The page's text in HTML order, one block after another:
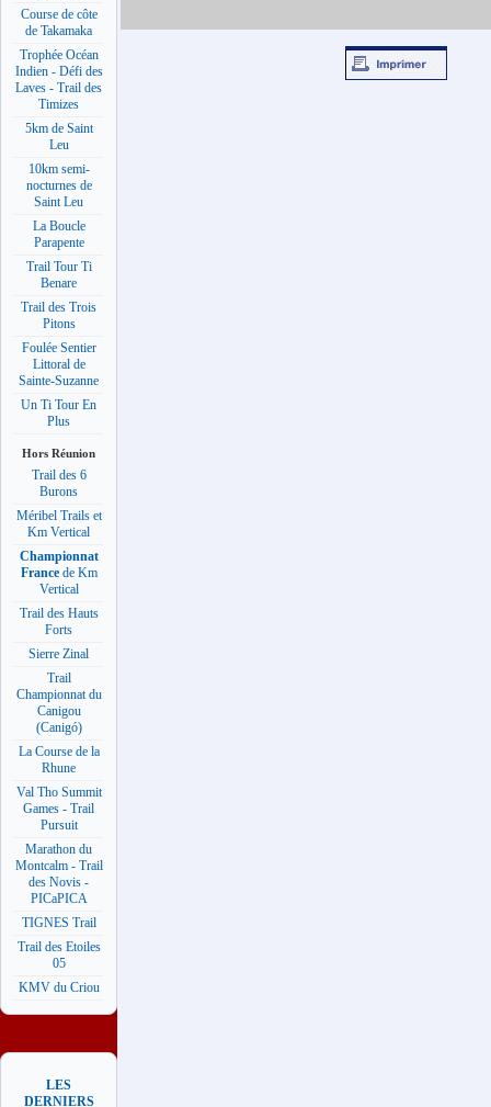
Course de côte
de Takamaka
Trophée Océan
Indien - Défi des
Laves - Trail des
Timizes
5km de Saint
Leu
10km semi-
nocturnes de
Saint Leu
La Boucle
Parapente
Trail Tour Ti
Benare
Trail des Trois
Pitons
Foulée Sentier
Littoral de
Sainte-Suzanne
Un Ti Tour En
Plus
Hors Réunion
Trail des 6
Burons
Méribel Trails et
Km Vertical
Championnat
Francede Km
Vertical
Trail des Hauts
Forts
Sierre Zinal
Trail
Championnat du
Canigou
(Canigó)
La Course de la
Rhune
Val Tho Summit
Games - Trail
Pursuit
Marathon du
Montcalm - Trail
des Novis -
PICaPICA
TIGNES Trail
Trail des Etoiles
05
KMV du Criou
LES
DERNIERS